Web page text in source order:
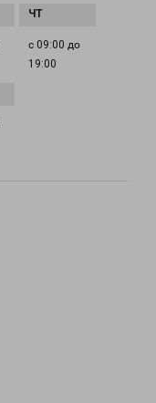
с 09:00 до
19:00